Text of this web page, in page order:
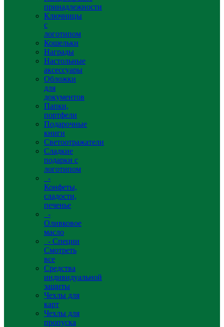
принадлежности
Ключницы
с
логотипом
Кошельки
Награды
Настольные
аксессуары
Обложки
для
документов
Папки,
портфели
Подарочные
книги
Светоотражатели
Сладкие
подарки с
логотипом
-
Конфеты,
сладости,
печенье
-
Оливковое
масло
- Специи
Смотреть
все
Средства
индивидуальной
защиты
Чехлы для
карт
Чехлы для
пропуска